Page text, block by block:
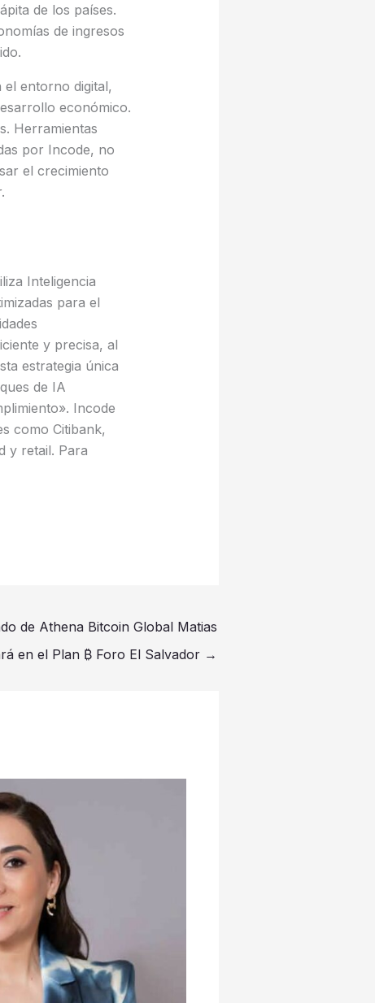
de los países.
de ingresos
el entorno digital,
económico.
Herramientas
por Incode, no
el crecimiento
Inteligencia
para el
y precisa, al
estrategia única
de IA
Incode
como Citibank,
y retail. Para
de Athena Bitcoin Global Matias
en el Plan ₿ Foro El Salvador →